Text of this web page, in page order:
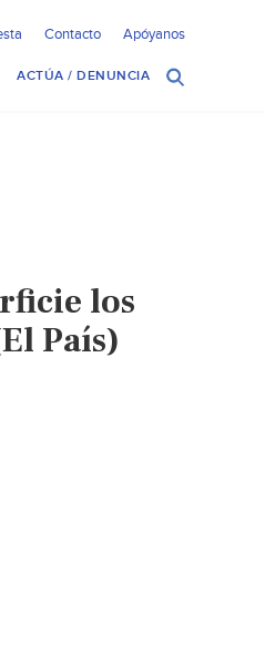
Contacto Apóyanos
ACTÚA / DENUNCIA
los
País)